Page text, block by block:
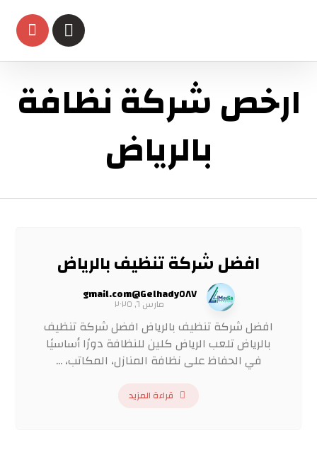
ارخص شركة نظافة
بالرياض
افضل شركة تنظيف بالرياض
Gelhady٥٨٧@gmail.com
مارس ٦, ٢٠٢٥
افضل شركة تنظيف بالرياض افضل شركة تنظيف
بالرياض تلعب الرياض كلين للنظافة دورًا أساسيًا
في الحفاظ على نظافة المنازل، المكاتب، ...
قراءة المزيد